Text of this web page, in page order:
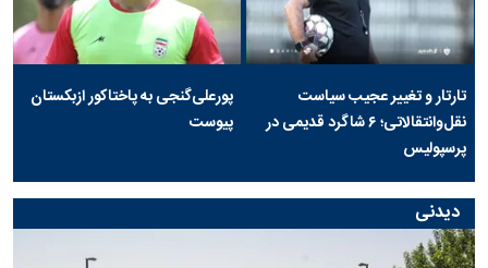
تارتار و تغییر عجیب سیاست
نقل‌وانتقالاتی؛ ۶ شاگرد قدیمی در
پرسپولیس
پورعلی‌گنجی به پاختاکور ازبکستان
پیوست
دیدنی